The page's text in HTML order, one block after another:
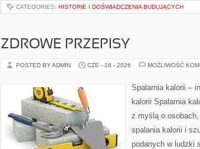
CATEGORIES: HISTORIE I DOŚWIADCZENIA BUDUJĄCYCH
ZDROWE PRZEPISY
POSTED BY ADMIN CZE - 18 - 2026 MOŻLIWOŚĆ
Spalarnia kalorii –
kalorii Spalarnia
z myślą o
spalania kalorii i
podanych w ludzki